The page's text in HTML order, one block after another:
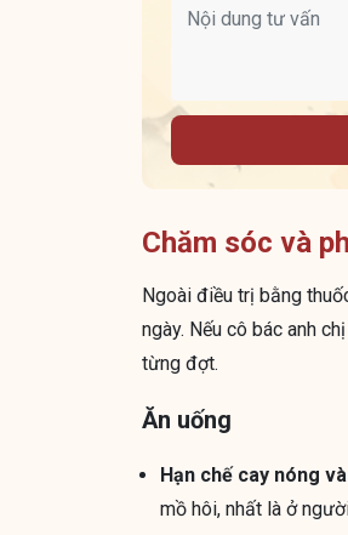
Chăm sóc và
Ngoài điều trị bằng
ngày. Nếu cô bác anh
từng đợt.
Ăn uống
Hạn chế cay nóng
mồ hôi, nhất là ở